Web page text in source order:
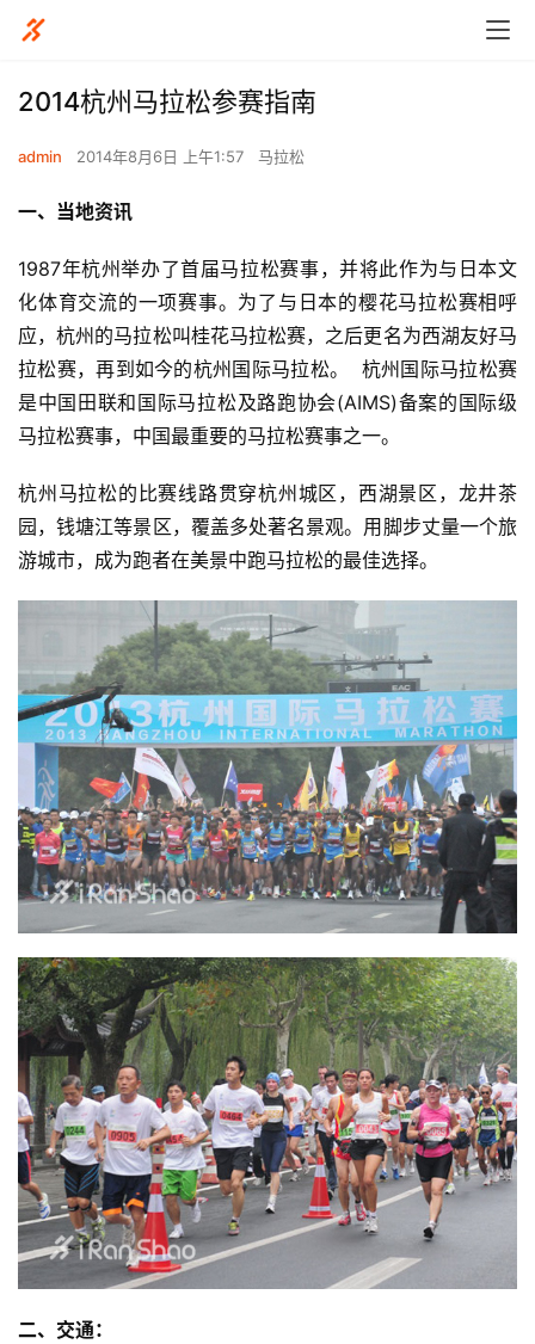
2014杭州马拉松参赛指南
admin 2014年8月6日 上午1:57 马拉松
一、当地资讯
1987年杭州举办了首届马拉松赛事，并将此作为与日本文
化体育交流的一项赛事。为了与日本的樱花马拉松赛相呼
应，杭州的马拉松叫桂花马拉松赛，之后更名为西湖友好马
拉松赛，再到如今的杭州国际马拉松。  杭州国际马拉松赛
是中国田联和国际马拉松及路跑协会(AIMS)备案的国际级
马拉松赛事，中国最重要的马拉松赛事之一。
杭州马拉松的比赛线路贯穿杭州城区，西湖景区，龙井茶
园，钱塘江等景区，覆盖多处著名景观。用脚步丈量一个旅
游城市，成为跑者在美景中跑马拉松的最佳选择。
二、交通：